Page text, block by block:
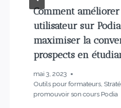
Comment améliorer
utilisateur sur
maximiser la
prospects en
mai 3, 2023
Outils pour formateurs,
promouvoir son cours Podia